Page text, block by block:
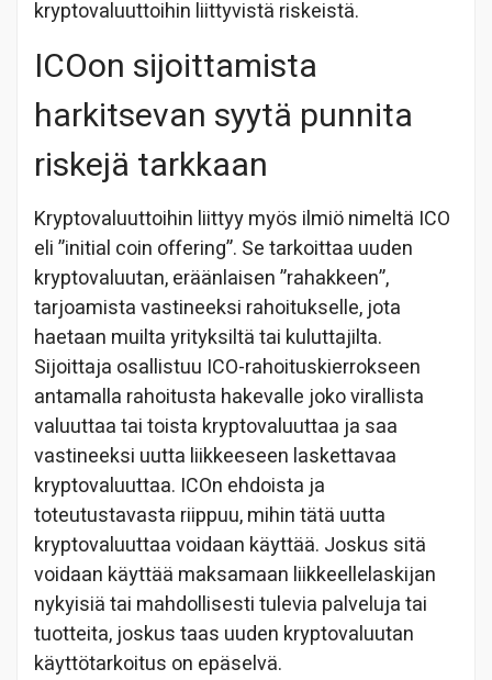
kryptovaluuttoihin liittyvistä riskeistä.
ICOon sijoittamista
harkitsevan syytä punnita
riskejä tarkkaan
Kryptovaluuttoihin liittyy myös ilmiö nimeltä ICO
eli ”initial coin offering”. Se tarkoittaa uuden
kryptovaluutan, eräänlaisen ”rahakkeen”,
tarjoamista vastineeksi rahoitukselle, jota
haetaan muilta yrityksiltä tai kuluttajilta.
Sijoittaja osallistuu ICO-rahoituskierrokseen
antamalla rahoitusta hakevalle joko virallista
valuuttaa tai toista kryptovaluuttaa ja saa
vastineeksi uutta liikkeeseen laskettavaa
kryptovaluuttaa. ICOn ehdoista ja
toteutustavasta riippuu, mihin tätä uutta
kryptovaluuttaa voidaan käyttää. Joskus sitä
voidaan käyttää maksamaan liikkeellelaskijan
nykyisiä tai mahdollisesti tulevia palveluja tai
tuotteita, joskus taas uuden kryptovaluutan
käyttötarkoitus on epäselvä.